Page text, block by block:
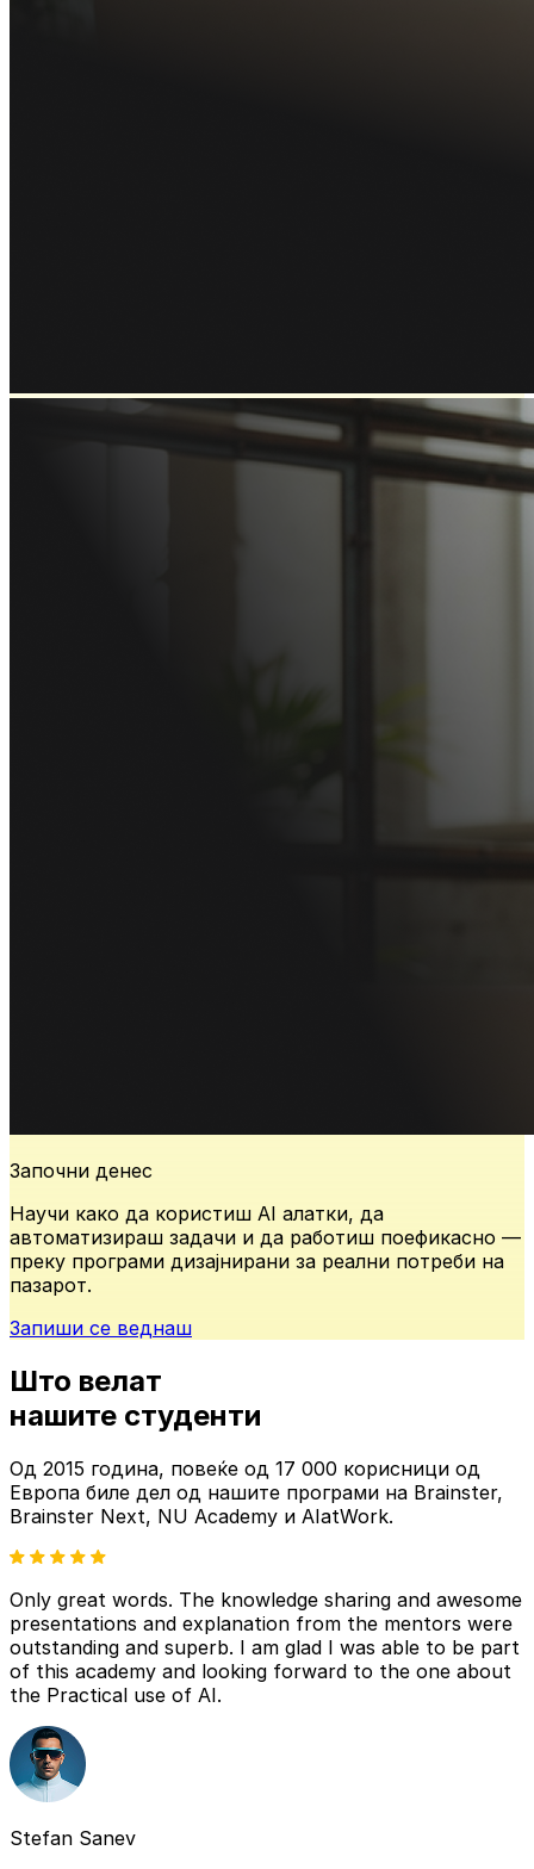
Започни денес
Научи како да користиш AI алатки, да
автоматизираш задачи и да работиш поефикасно —
преку програми дизајнирани за реални потреби на
пазарот.
Запиши се веднаш
Што велат
нашите студенти
Од 2015 година, повеќе од 17 000 корисници од
Европа биле дел од нашите програми на Brainster,
Brainster Next, NU Academy и AIatWork.
Only great words. The knowledge sharing and awesome
presentations and explanation from the mentors were
outstanding and superb. I am glad I was able to be part
of this academy and looking forward to the one about
the Practical use of AI.
Stefan Sanev